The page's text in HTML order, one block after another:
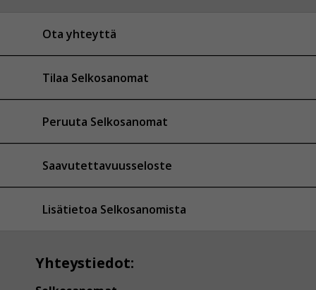
Ota yhteyttä
Tilaa Selkosanomat
Peruuta Selkosanomat
Saavutettavuusseloste
Lisätietoa Selkosanomista
Yhteystiedot: